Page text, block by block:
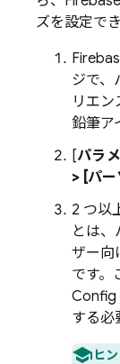
ズを設定でき
ジで、
リエン
鉛筆ア
[パラ
> [パ
2 つ以
とは
ザー向
です。
Config
する必
ヒ